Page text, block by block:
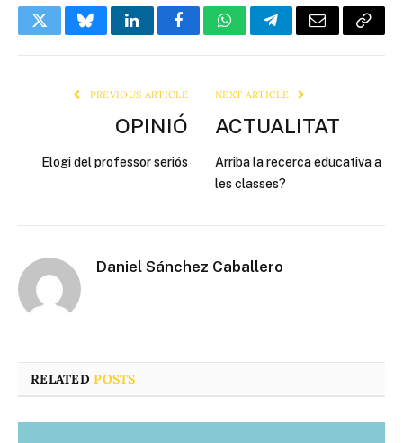
TwitterBlueskyLinkedInFacebookWhatsAppTelegramEmail Copy
PREVIOUS ARTICLE
OPINIÓ
Elogi del professor seriós
NEXT ARTICLE
ACTUALITAT
Arriba la recerca educativa a
les classes?
Daniel Sánchez Caballero
RELATEDPOSTS